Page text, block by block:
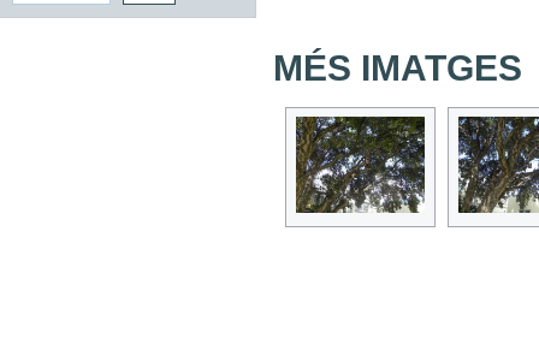
MÉS IMATGES